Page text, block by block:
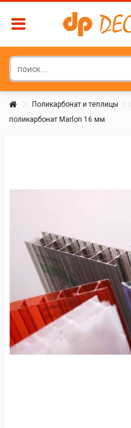
Поликарбонат и теплицы
поликарбонат Marlon 16 мм